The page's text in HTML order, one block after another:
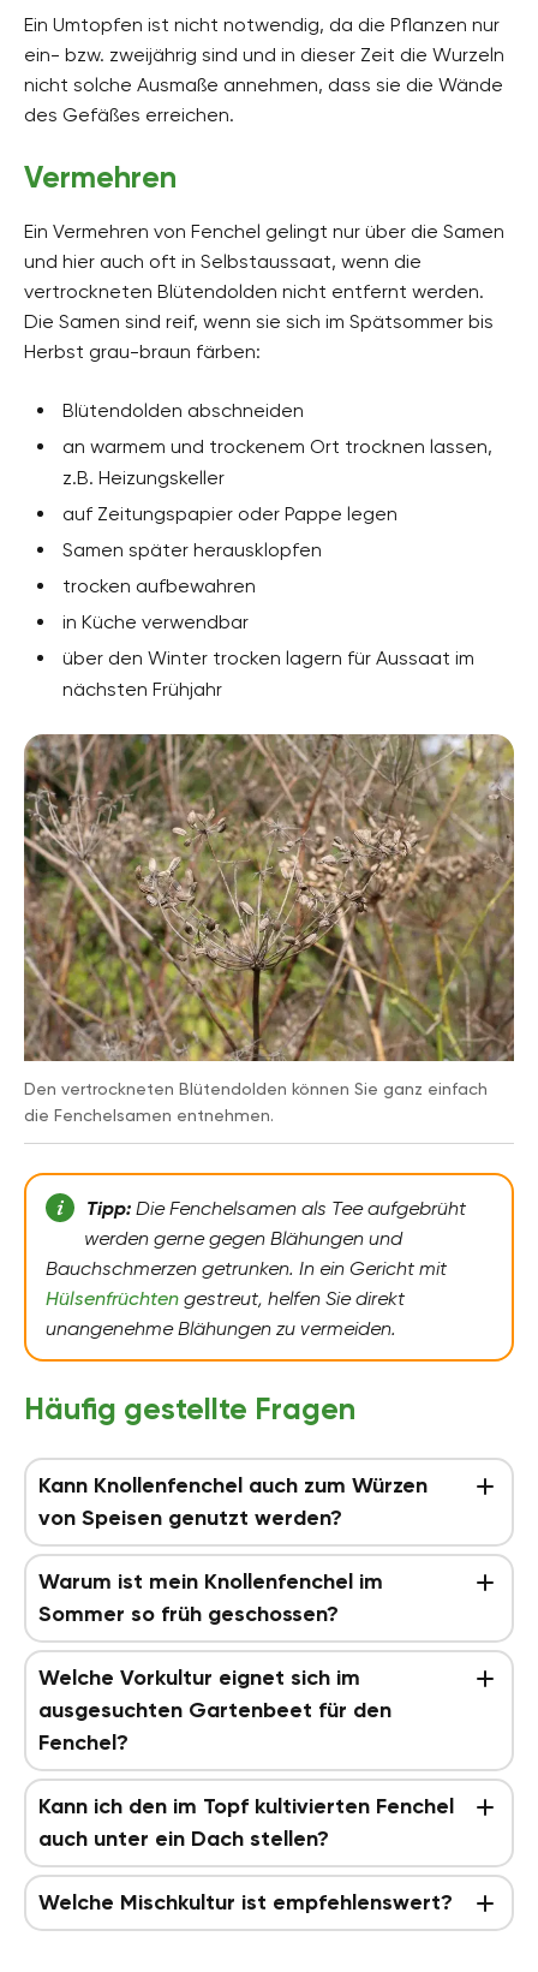
Ein Umtopfen ist nicht notwendig, da die Pflanzen nur
ein- bzw. zweijährig sind und in dieser Zeit die Wurzeln
nicht solche Ausmaße annehmen, dass sie die Wände
des Gefäßes erreichen.
Vermehren
Ein Vermehren von Fenchel gelingt nur über die Samen
und hier auch oft in Selbstaussaat, wenn die
vertrockneten Blütendolden nicht entfernt werden.
Die Samen sind reif, wenn sie sich im Spätsommer bis
Herbst grau-braun färben:
Blütendolden abschneiden
an warmem und trockenem Ort trocknen lassen,
z.B. Heizungskeller
auf Zeitungspapier oder Pappe legen
Samen später herausklopfen
trocken aufbewahren
in Küche verwendbar
über den Winter trocken lagern für Aussaat im
nächsten Frühjahr
Den vertrockneten Blütendolden können Sie ganz einfach
die Fenchelsamen entnehmen.
Tipp:Die Fenchelsamen als Tee aufgebrüht
werden gerne gegen Blähungen und
Bauchschmerzen getrunken. In ein Gericht mit
Hülsenfrüchten gestreut, helfen Sie direkt
unangenehme Blähungen zu vermeiden.
Häufig gestellte Fragen
Kann Knollenfenchel auch zum Würzen
von Speisen genutzt werden?
Warum ist mein Knollenfenchel im
Sommer so früh geschossen?
Welche Vorkultur eignet sich im
ausgesuchten Gartenbeet für den
Fenchel?
Kann ich den im Topf kultivierten Fenchel
auch unter ein Dach stellen?
Welche Mischkultur ist empfehlenswert?